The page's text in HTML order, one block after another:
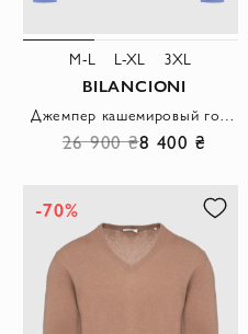
M-L L-XL 3XL
BILANCIONI
26 900 ₴8 400 ₴
-70%